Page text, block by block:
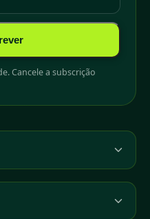
Cancele a subscrição